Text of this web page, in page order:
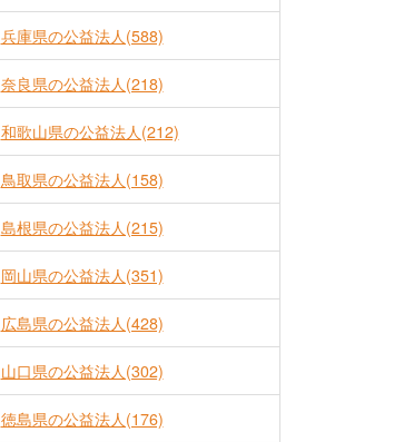
兵庫県の公益法人(588)
奈良県の公益法人(218)
和歌山県の公益法人(212)
鳥取県の公益法人(158)
島根県の公益法人(215)
岡山県の公益法人(351)
広島県の公益法人(428)
山口県の公益法人(302)
徳島県の公益法人(176)